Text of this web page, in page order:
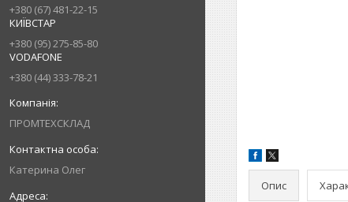
+380 (67) 481-22-15
КИЇВСТАР
+380 (95) 275-85-80
VODAFONE
+380 (44) 333-78-21
ПРОМТЕХСКЛАД
Катерина Олег
Опис